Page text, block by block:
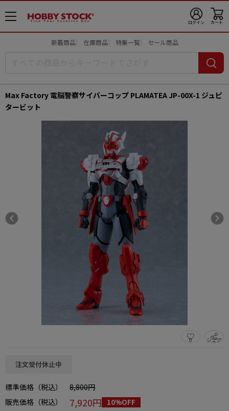
メ
ニ
ログイン カート
新着商品 在庫商品 特集一覧 セール商品
Max Factory 電脳警察サイバーコップ PLAMATEA JP-00X-1 ジュピ
タービット
0 シェア
この商品をシェアする
注文受付休止中
標準価格（税込）
8,800円
販売価格（税込）
7,920円 10%OFF